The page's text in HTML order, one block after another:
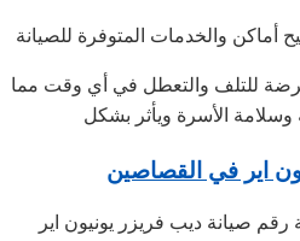
للتلف والتعطل في أي وقت مما
الأسرة ويأثر بشكل
اير في القصاصين
صيانة ديب فريزر يونيون اير